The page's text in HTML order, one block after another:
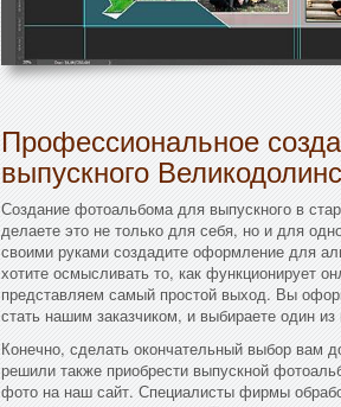
Профессиональное
выпускного
Создание фотоальбома для выпускного в
делаете это не только для себя, но и для
своими руками создадите оформление для
хотите осмысливать то, как функционирует
представляем самый простой выход. Вы
стать нашим заказчиком, и выбираете один из
Конечно, сделать окончательный выбор вам
решили также приобрести выпускной
фото на наш сайт. Специалисты фирмы